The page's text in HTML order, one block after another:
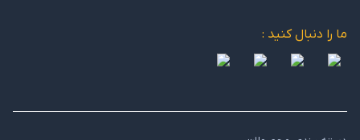
ما را دنبال کنید :